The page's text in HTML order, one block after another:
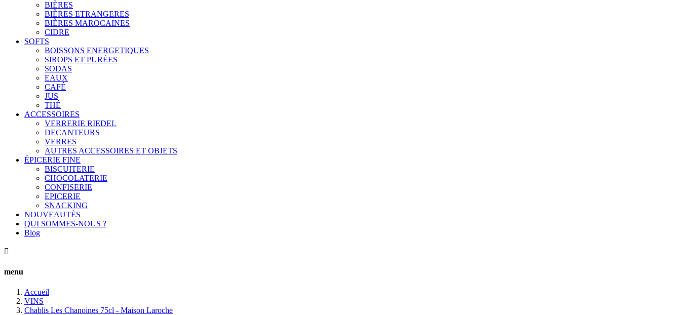
BIÈRES
BIÈRES ETRANGERES
BIÈRES MAROCAINES
CIDRE
SOFTS
BOISSONS ENERGETIQUES
SIROPS ET PURÉES
SODAS
EAUX
CAFÉ
JUS
THÉ
ACCESSOIRES
VERRERIE RIEDEL
DECANTEURS
VERRES
AUTRES ACCESSOIRES ET OBJETS
ÉPICERIE FINE
BISCUITERIE
CHOCOLATERIE
CONFISERIE
EPICERIE
SNACKING
NOUVEAUTÉS
QUI SOMMES-NOUS ?
Blog

menu
Accueil
VINS
Chablis Les Chanoines 75cl - Maison Laroche